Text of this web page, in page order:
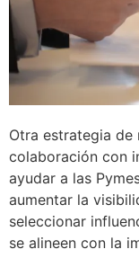
Otra estrategia
colaboración con
ayudar a las
aumentar la
seleccionar
se alineen con la